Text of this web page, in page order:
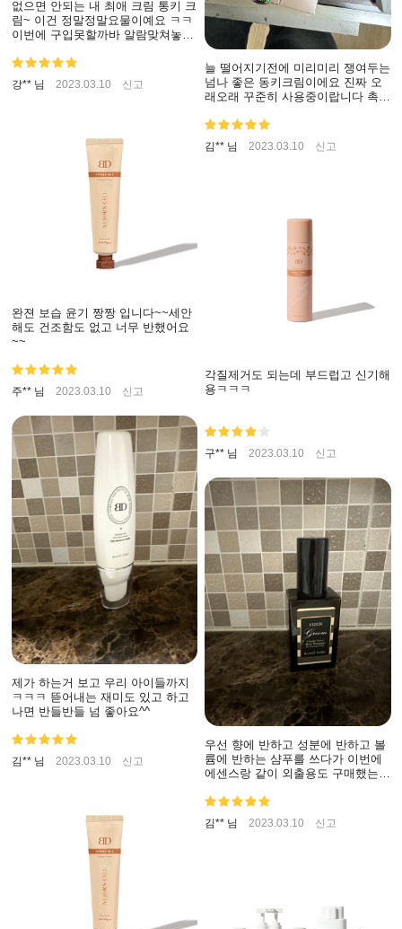
없으면 안되는 내 최애 크림 통키 크
림~ 이건 정말정말요물이예요 ㅋㅋ
이번에 구입못할까바 알람맞쳐놓고
동키동키 짱짱ㅋㅋㅋ
강** 님 2023.03.10 신고
늘 떨어지기전에 미리미리 쟁여두는
넘나 좋은 동키크림이에요 진짜 오
래오래 꾸준히 사용중이랍니다 촉촉
넘 절 맞아요 앞으로도 꾸준히 사용
할 제품 ㅎㅎㅎ
김** 님 2023.03.10 신고
완젼 보습 윤기 짱짱 입니다~~세안
해도 건조함도 없고 너무 반했어요
~~
주** 님 2023.03.10 신고
각질제거도 되는데 부드럽고 신기해
용ㅋㅋㅋ
구** 님 2023.03.10 신고
제가 하는거 보고 우리 아이들까지
ㅋㅋㅋ 뜯어내는 재미도 있고 하고
나면 반들반들 넘 좋아요^^
김** 님 2023.03.10 신고
우선 향에 반하고 성분에 반하고 볼
륨에 반하는 샴푸를 쓰다가 이번에
에센스랑 같이 외출용도 구매했는데
사용할정도로 만족하며 쓰고 있어요
김** 님 2023.03.10 신고